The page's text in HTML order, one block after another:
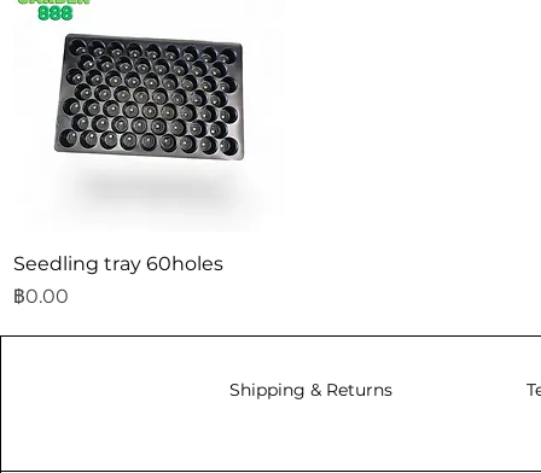
ดูข้อมูลด่วน
Seedling tray 60holes
ราคา
฿0.00
Shipping & Returns